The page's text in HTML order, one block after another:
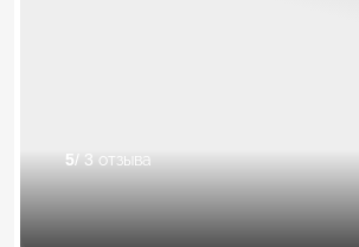
5/ 3 отзыва